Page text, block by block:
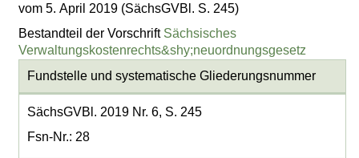
vom 5. April 2019 (SächsGVBl. S. 245)
Bestandteil der Vorschrift Sächsisches
Verwaltungskostenrechts&shy;neuordnungsgesetz
Fundstelle und systematische Gliederungsnummer
SächsGVBl. 2019 Nr. 6, S. 245
Fsn-Nr.: 28